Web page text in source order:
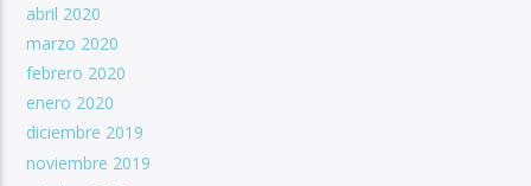
abril 2020
marzo 2020
febrero 2020
enero 2020
diciembre 2019
noviembre 2019